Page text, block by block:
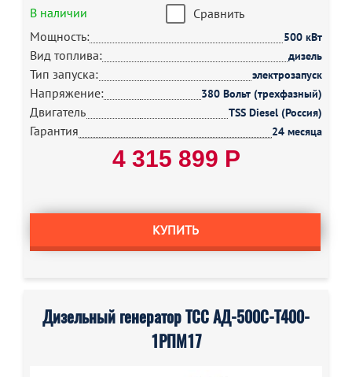
В наличии
Сравнить
Мощность:
500 кВт
Вид топлива: дизель
Тип запуска: электрозапуск
Напряжение: 380 Вольт (трехфазный)
Двигатель TSS Diesel (Россия)
Гарантия 24 месяца
4 315 899 Р
КУПИТЬ
Дизельный генератор ТСС АД-500С-Т400-
1РПМ17